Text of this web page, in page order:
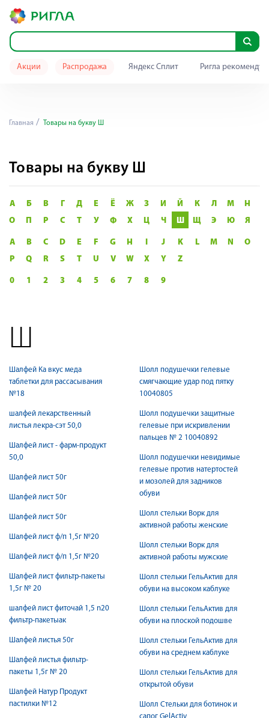
Акции Распродажа Яндекс Сплит Ригла
Главная Товары на букву Ш
Товары на букву Ш
А Б В Г Д Е Ё Ж З И Й К Л М
Н
О
П Р С Т У Ф Х Ц Ч Ш Щ Э Ю Я
A B C D E F G H I J K L M N
O
P
Q R S T U V W X Y Z
0 1 2 3 4 5 6 7 8 9
Ш
Шалфей Ка вкус меда
таблетки для рассасывания
№18
шалфей лекарственный
листья лекра-сэт 50,0
Шалфей лист - фарм-продукт
50,0
Шалфей лист 50г
Шалфей лист 50г
Шалфей лист 50г
Шалфей лист ф/п 1,5г №20
Шалфей лист ф/п 1,5г №20
Шалфей лист фильтр-пакеты
1,5г № 20
шалфей лист фиточай 1,5 n20
фильтр-пакетыак
Шалфей листья 50г
Шалфей листья фильтр-
пакеты 1,5г № 20
Шалфей Натур Продукт
пастилки №12
Шолл подушечки гелевые
смягчающие удар под пятку
10040805
Шолл подушечки защитные
гелевые при искривлении
пальцев № 2 10040892
Шолл подушечки невидимые
гелевые против натертостей
и мозолей для задников
обуви
Шолл стельки Ворк для
активной работы женские
Шолл стельки Ворк для
активной работы мужские
Шолл стельки ГельАктив для
обуви на высоком каблуке
Шолл стельки ГельАктив для
обуви на плоской подошве
Шолл стельки ГельАктив для
обуви на среднем каблуке
Шолл стельки ГельАктив для
открытой обуви
Шолл Стельки для ботинок и